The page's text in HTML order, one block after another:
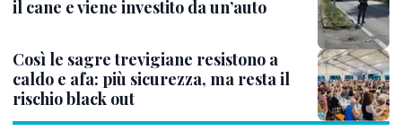
il cane e viene investito da un’auto
Così le sagre trevigiane resistono a
caldo e afa: più sicurezza, ma resta il
rischio black out